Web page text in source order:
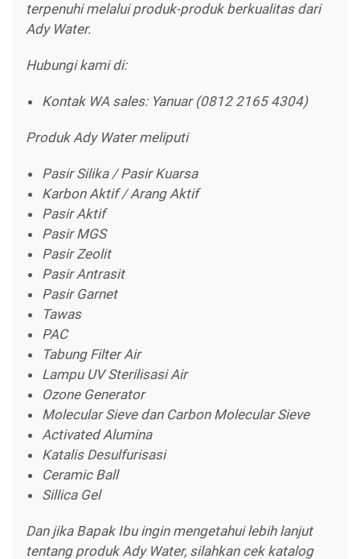
terpenuhi melalui produk-produk berkualitas dari
Ady Water.
Hubungi kami di:
Kontak WA sales: Yanuar (0812 2165 4304)
Produk Ady Water meliputi
Pasir Silika / Pasir Kuarsa
Karbon Aktif / Arang Aktif
Pasir Aktif
Pasir MGS
Pasir Zeolit
Pasir Antrasit
Pasir Garnet
Tawas
PAC
Tabung Filter Air
Lampu UV Sterilisasi Air
Ozone Generator
Molecular Sieve dan Carbon Molecular Sieve
Activated Alumina
Katalis Desulfurisasi
Ceramic Ball
Sillica Gel
Dan jika Bapak Ibu ingin mengetahui lebih lanjut
tentang produk Ady Water, silahkan cek katalog